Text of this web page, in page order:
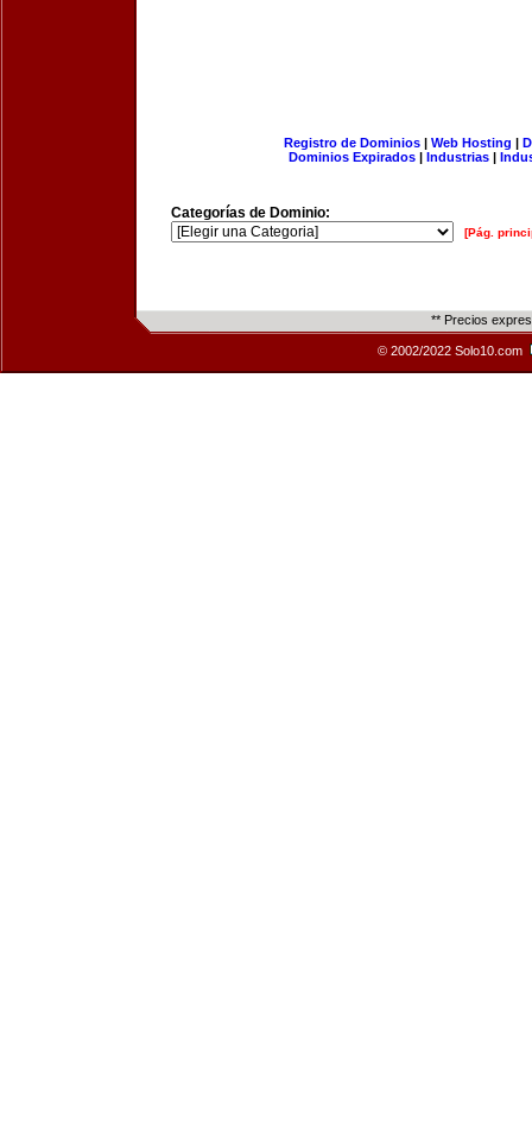
Registro de Dominios| Web Hosting |
Dominios Expirados | Industrias |
Categorías de Dominio:
[Pág.
** Precios
© 2002/2022 Solo10.com